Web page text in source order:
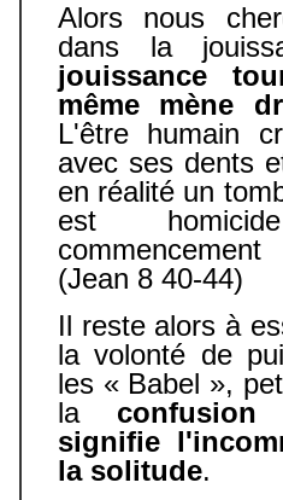
Alors nous
dans la
jouissance
même mène
L'être humain
avec ses dents
en réalité un
est
(Jean 8 40-44)
Il reste alors à
la volonté de
les « Babel »,
la
signifie
la solitude.